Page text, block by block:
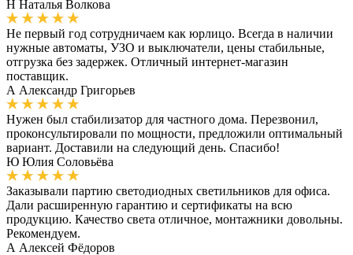
Н Наталья Волкова
Не первый год сотрудничаем как юрлицо. Всегда в наличии
нужные автоматы, УЗО и выключатели, цены стабильные,
отгрузка без задержек. Отличный интернет-магазин
поставщик.
А Александр Григорьев
Нужен был стабилизатор для частного дома. Перезвонил,
проконсультировали по мощности, предложили оптимальный
вариант. Доставили на следующий день. Спасибо!
Ю Юлия Соловьёва
Заказывали партию светодиодных светильников для офиса.
Дали расширенную гарантию и сертификаты на всю
продукцию. Качество света отличное, монтажники довольны.
Рекомендуем.
А Алексей Фёдоров